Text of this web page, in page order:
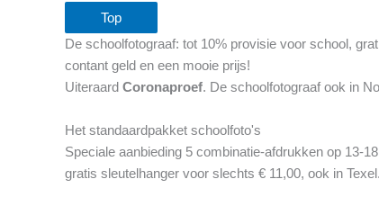
Top
De schoolfotograaf: tot 10% provisie voor school,
contant geld en een mooie prijs!
Uiteraard Coronaproef. De schoolfotograaf ook in
Het standaardpakket schoolfoto's
Speciale aanbieding 5 combinatie-afdrukken op 13-
gratis sleutelhanger voor slechts € 11,00, ook in Texel.